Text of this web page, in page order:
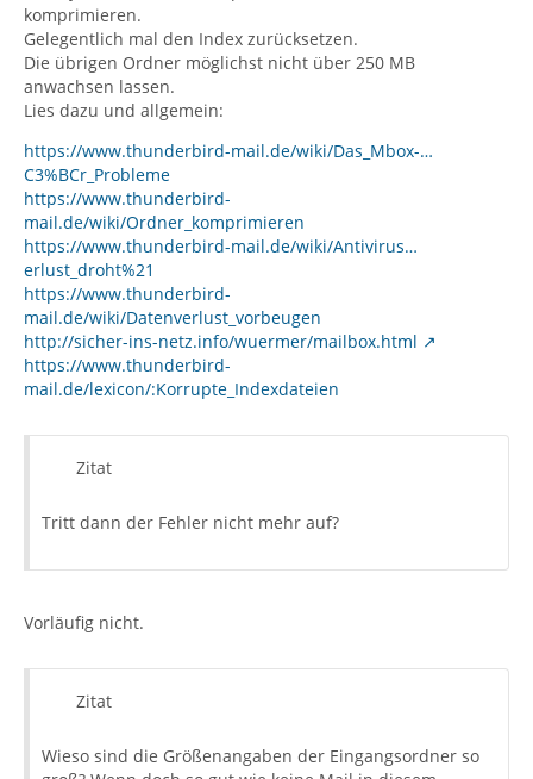
komprimieren.
Gelegentlich mal den Index zurücksetzen.
Die übrigen Ordner möglichst nicht über 250 MB
anwachsen lassen.
Lies dazu und allgemein:
https://www.thunderbird-mail.de/wiki/Das_Mbox-…
C3%BCr_Probleme
https://www.thunderbird-
mail.de/wiki/Ordner_komprimieren
https://www.thunderbird-mail.de/wiki/Antivirus…
erlust_droht%21
https://www.thunderbird-
mail.de/wiki/Datenverlust_vorbeugen
http://sicher-ins-netz.info/wuermer/mailbox.html
https://www.thunderbird-
mail.de/lexicon/:Korrupte_Indexdateien
Zitat
Tritt dann der Fehler nicht mehr auf?
Vorläufig nicht.
Zitat
Wieso sind die Größenangaben der Eingangsordner so